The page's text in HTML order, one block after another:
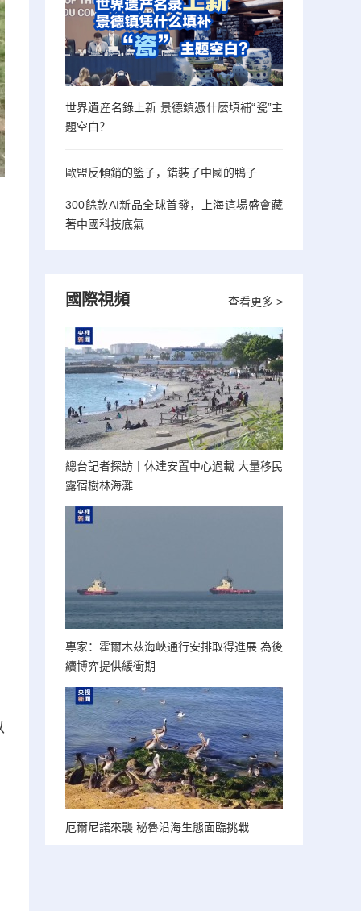
世界遺産名錄上新 景德鎮憑什麼填補“瓷”主
題空白？
歐盟反傾銷的籃子，錯裝了中國的鴨子
300餘款AI新品全球首發，上海這場盛會藏
著中國科技底氣
查看更多 >
國際視頻
總台記者探訪丨休達安置中心過載 大量移民
露宿樹林海灘
專家：霍爾木茲海峽通行安排取得進展 為後
續博弈提供緩衝期
厄爾尼諾來襲 秘魯沿海生態面臨挑戰